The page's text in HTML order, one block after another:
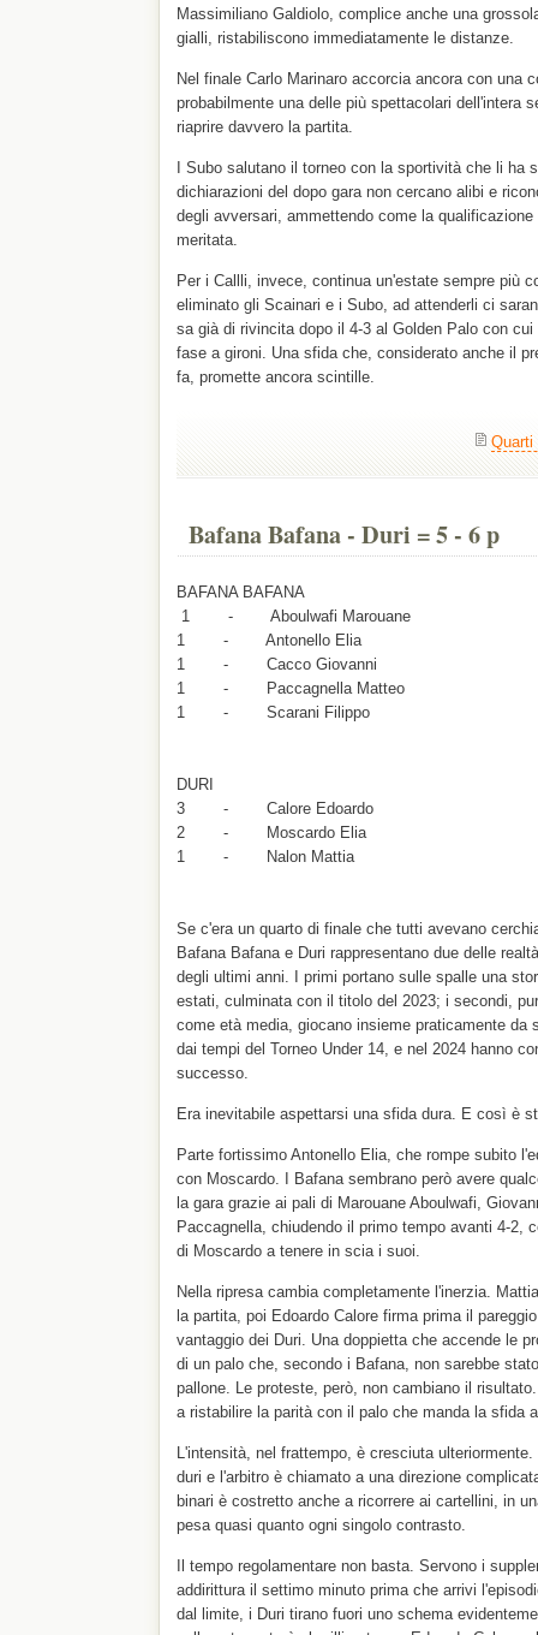
Massimiliano Galdiolo, complice anche una
gialli, ristabiliscono immediatamente le distanze.
Nel finale Carlo Marinaro accorcia ancora con una
probabilmente una delle più spettacolari dell'intera
riaprire davvero la partita.
I Subo salutano il torneo con la sportività che li ha
dichiarazioni del dopo gara non cercano alibi e
degli avversari, ammettendo come la
meritata.
Per i Callli, invece, continua un'estate sempre più
eliminato gli Scainari e i Subo, ad attenderli ci
sa già di rivincita dopo il 4-3 al Golden Palo con
fase a gironi. Una sfida che, considerato anche il
fa, promette ancora scintille.
Quarti
Bafana Bafana - Duri = 5 - 6 p
BAFANA BAFANA
1 - Aboulwafi Marouane
1 - Antonello Elia
1 - Cacco Giovanni
1 - Paccagnella Matteo
1 - Scarani Filippo
DURI
3 - Calore Edoardo
2 - Moscardo Elia
1 - Nalon Mattia
Se c'era un quarto di finale che tutti avevano
Bafana Bafana e Duri rappresentano due delle
degli ultimi anni. I primi portano sulle spalle una
estati, culminata con il titolo del 2023; i secondi,
come età media, giocano insieme praticamente da
dai tempi del Torneo Under 14, e nel 2024 hanno
successo.
Era inevitabile aspettarsi una sfida dura. E così è
Parte fortissimo Antonello Elia, che rompe subito
con Moscardo. I Bafana sembrano però avere
la gara grazie ai pali di Marouane Aboulwafi,
Paccagnella, chiudendo il primo tempo avanti 4-2,
di Moscardo a tenere in scia i suoi.
Nella ripresa cambia completamente l'inerzia.
la partita, poi Edoardo Calore firma prima il
vantaggio dei Duri. Una doppietta che accende le
di un palo che, secondo i Bafana, non sarebbe
pallone. Le proteste, però, non cambiano il
a ristabilire la parità con il palo che manda la sfida
L'intensità, nel frattempo, è cresciuta
duri e l'arbitro è chiamato a una direzione
binari è costretto anche a ricorrere ai cartellini, in
pesa quasi quanto ogni singolo contrasto.
Il tempo regolamentare non basta. Servono i
addirittura il settimo minuto prima che arrivi
dal limite, i Duri tirano fuori uno schema